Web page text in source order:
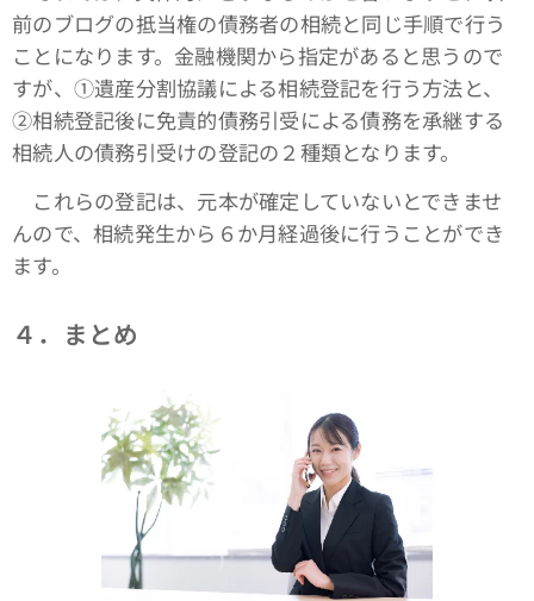
前のブログの抵当権の債務者の相続と同じ手順で行う
ことになります。金融機関から指定があると思うので
すが、①遺産分割協議による相続登記を行う方法と、
➁相続登記後に免責的債務引受による債務を承継する
相続人の債務引受けの登記の２種類となります。
これらの登記は、元本が確定していないとできませ
んので、相続発生から６か月経過後に行うことができ
ます。
４．まとめ